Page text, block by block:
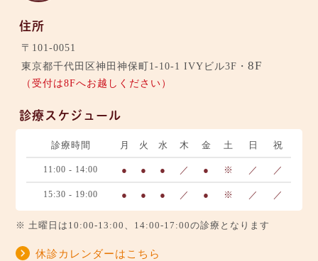
住所
〒101-0051
東京都千代田区神田神保町1-10-1 IVYビル3F・8F
（受付は8Fへお越しください）
診療スケジュール
診療時間 月 火 水 木 金 土 日 祝
11:00 - 14:00 ● ● ● ／ ● ※ ／ ／
15:30 - 19:00 ● ● ● ／ ● ※ ／ ／
※ 土曜日は10:00-13:00、14:00-17:00の診療となります
休診カレンダーはこちら